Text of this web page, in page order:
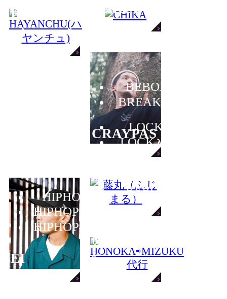
HU(
ュ)
CHIKA
BEBOP
BREAKIN
CRAYPAS
HIPHOP
HIPHOP入門
HIPHOP初級
EI
LOCK
LOCK入門
藤丸（ふじま
る）
BEBOP
MIZUKU
行